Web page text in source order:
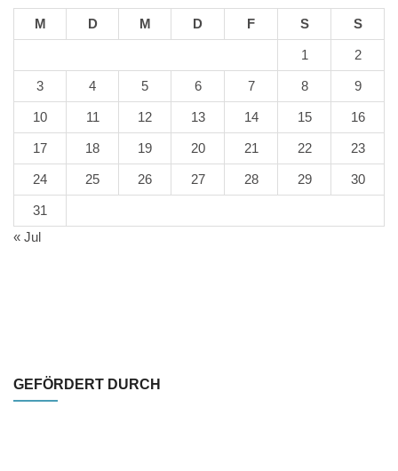
M D M D F S S
1 2
3 4 5 6 7 8 9
10 11 12 13 14 15 16
17 18 19 20 21 22 23
24 25 26 27 28 29 30
31
« Jul
GEFÖRDERT DURCH